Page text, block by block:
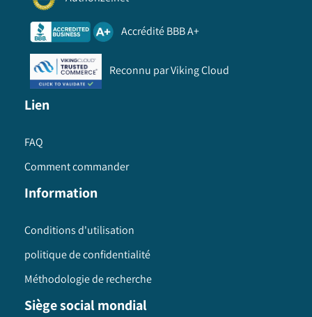
Accrédité BBB A+
Reconnu par Viking Cloud
Lien
FAQ
Comment commander
Information
Conditions d'utilisation
politique de confidentialité
Méthodologie de recherche
Siège social mondial